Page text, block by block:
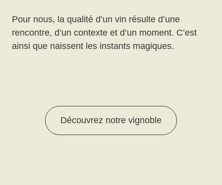
Pour nous, la qualité d’un vin résulte d’une
rencontre, d’un contexte et d’un moment. C’est
ainsi que naissent les instants magiques.
Découvrez notre vignoble